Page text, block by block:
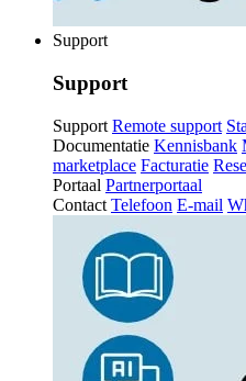
Support
Support
Support Remote support
Documentatie Kennisbank
marketplace Facturatie
Portaal Partnerportaal
Contact Telefoon E-mail